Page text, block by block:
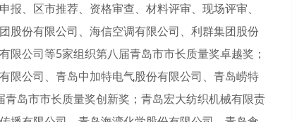
、区市推荐、资格审查、材料评审、现场评审、
股份有限公司、海信空调有限公司、利群集团股份
公司等5家组织第八届青岛市市长质量奖卓越奖；
限公司、青岛中加特电气股份有限公司、青岛崂特
岛市市长质量奖创新奖；青岛宏大纺织机械有限责